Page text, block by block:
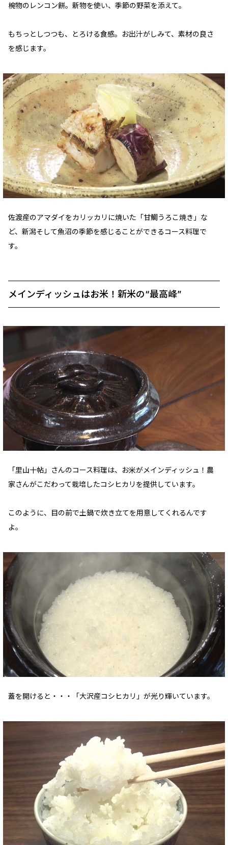
椀物のレンコン餅。新物を使い、季節の野菜を添えて。
もちっとしつつも、とろける食感。お出汁がしみて、素材の良さ
を感じます。
佐渡産のアマダイをカリッカリに焼いた「甘鯛うろこ焼き」な
ど、新潟そして魚沼の季節を感じることができるコース料理で
す。
メインディッシュはお米！新米の“最高峰”
「里山十帖」さんのコース料理は、お米がメインディッシュ！農
家さんがこだわって栽培したコシヒカリを提供しています。
このように、目の前で土鍋で炊き立てを用意してくれるんです
よ。
蓋を開けると・・・「大沢産コシヒカリ」が光り輝いています。